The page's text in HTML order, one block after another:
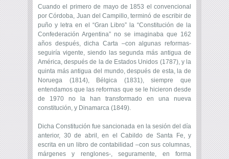
Cuando el primero de mayo de 1853 el convencional
por Córdoba, Juan del Campillo, terminó de escribir de
puño y letra en el “Gran Libro” la “Constitución de la
Confederación Argentina” no se imaginaba que 162
años después, dicha Carta –con algunas reformas-
seguiría vigente, siendo las segunda más antigua de
América, después de la de Estados Unidos (1787), y la
quinta más antigua del mundo, después de esta, la de
Noruega (1814), Bélgica (1831), siempre que
entendamos que las reformas que se le hicieron desde
de 1970 no la han transformado en una nueva
constitución, y Dinamarca (1849).
Dicha Constitución fue sancionada en la sesión del día
anterior, 30 de abril, en el Cabildo de Santa Fe, y
escrita en un libro de contabilidad –con sus columnas,
márgenes y renglones-, seguramente, en forma